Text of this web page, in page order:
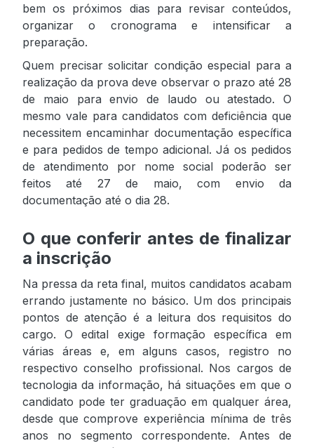
bem os próximos dias para revisar conteúdos,
organizar o cronograma e intensificar a
preparação.
Quem precisar solicitar condição especial para a
realização da prova deve observar o prazo até 28
de maio para envio de laudo ou atestado. O
mesmo vale para candidatos com deficiência que
necessitem encaminhar documentação específica
e para pedidos de tempo adicional. Já os pedidos
de atendimento por nome social poderão ser
feitos até 27 de maio, com envio da
documentação até o dia 28.
O que conferir antes de finalizar
a inscrição
Na pressa da reta final, muitos candidatos acabam
errando justamente no básico. Um dos principais
pontos de atenção é a leitura dos requisitos do
cargo. O edital exige formação específica em
várias áreas e, em alguns casos, registro no
respectivo conselho profissional. Nos cargos de
tecnologia da informação, há situações em que o
candidato pode ter graduação em qualquer área,
desde que comprove experiência mínima de três
anos no segmento correspondente. Antes de